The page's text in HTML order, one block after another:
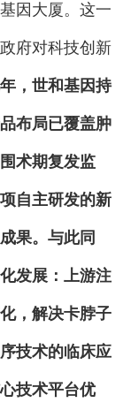
因大厦。这一
府对科技创新
，世和基因持
布局已覆盖肿
术期复发监
自主研发的新
果。与此同
发展：上游注
，解决卡脖子
技术的临床应
技术平台优